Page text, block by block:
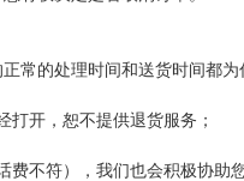
常的处理时间和送货时间都
开，恕不提供退货服务；
不符），我们也会积极协助